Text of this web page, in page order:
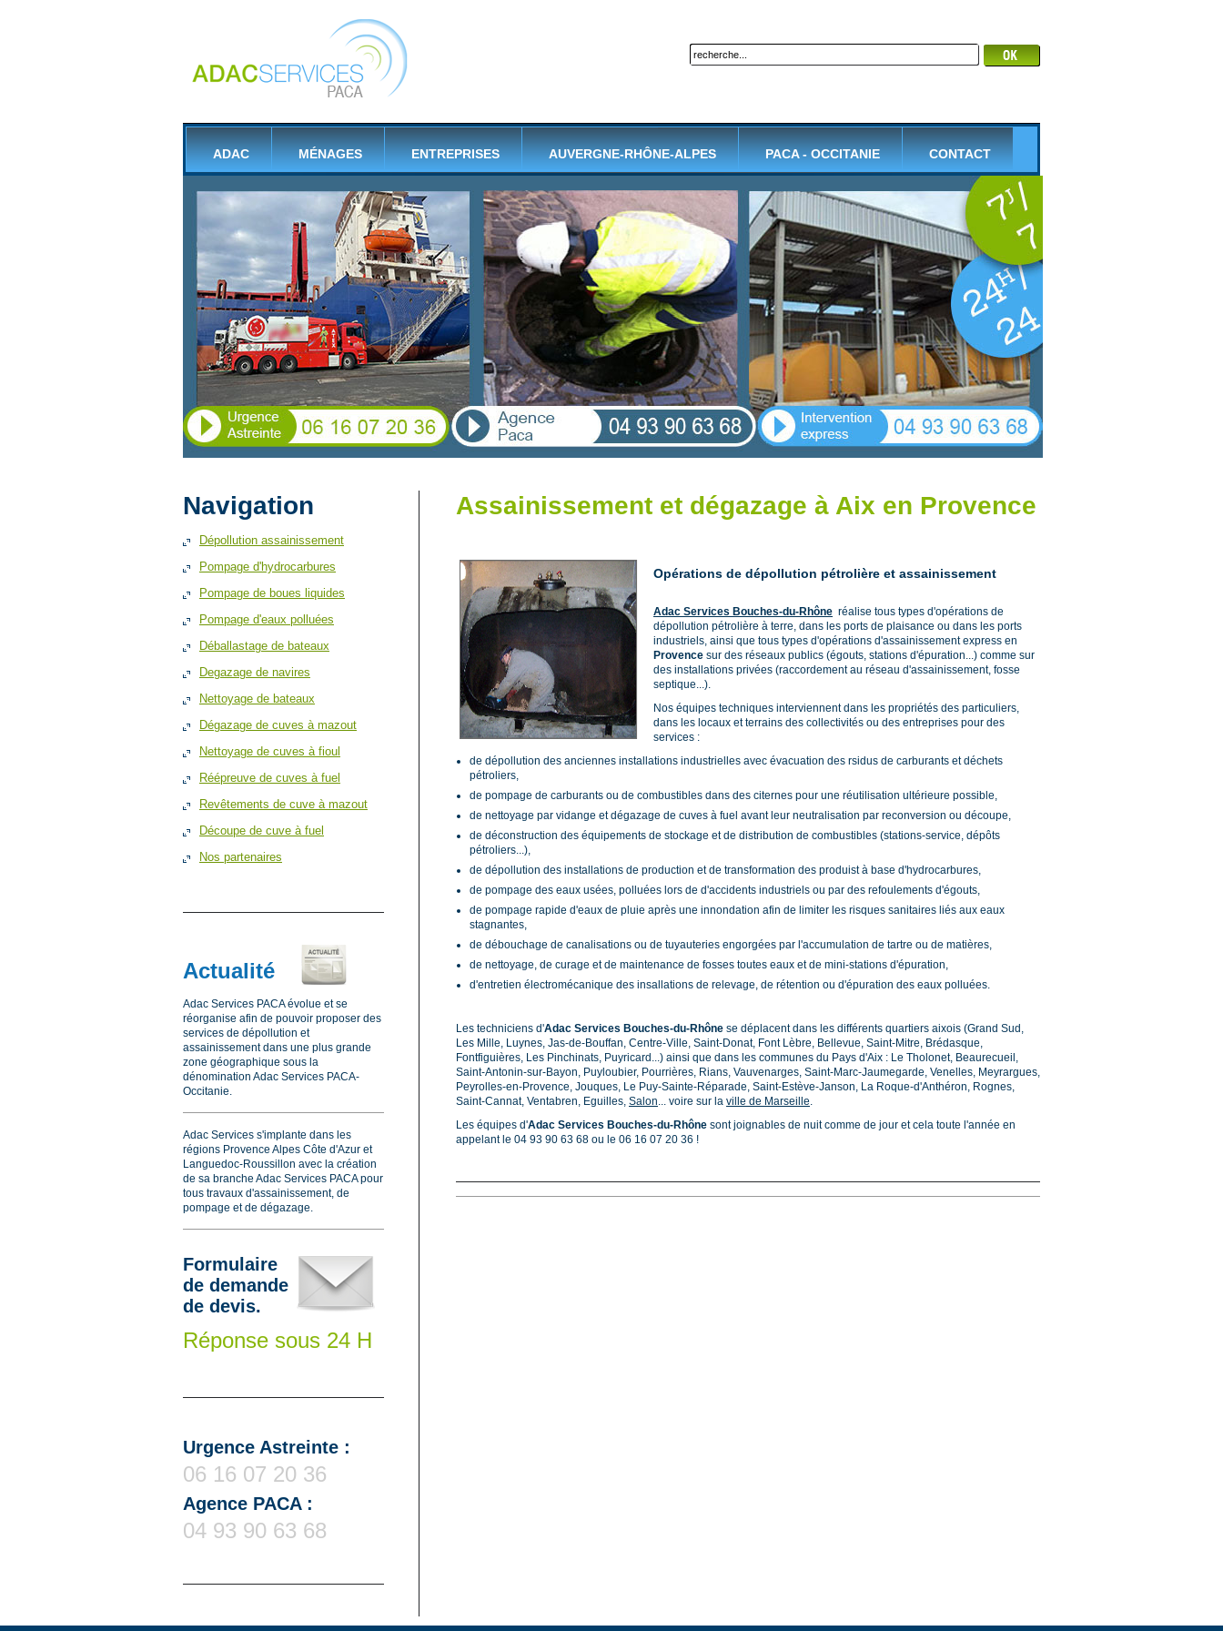
ADAC MÉNAGES ENTREPRISES AUVERGNE-RHÔNE-ALPES PACA - OCCITANIE CONTACT
Navigation
Dépollution assainissement
Pompage d'hydrocarbures
Pompage de boues liquides
Pompage d'eaux polluées
Déballastage de bateaux
Degazage de navires
Nettoyage de bateaux
Dégazage de cuves à mazout
Nettoyage de cuves à fioul
Réépreuve de cuves à fuel
Revêtements de cuve à mazout
Découpe de cuve à fuel
Nos partenaires
Actualité
Adac Services PACA évolue et se
réorganise afin de pouvoir proposer des
services de dépollution et
assainissement dans une plus grande
zone géographique sous la
dénomination Adac Services PACA-
Occitanie.
Adac Services s'implante dans les
régions Provence Alpes Côte d'Azur et
Languedoc-Roussillon avec la création
de sa branche Adac Services PACA pour
tous travaux d'assainissement, de
pompage et de dégazage.
Formulaire
de demande
de devis.
Réponse sous 24 H
Urgence Astreinte :
06 16 07 20 36
Agence PACA :
04 93 90 63 68
Assainissement et dégazage à Aix en Provence
Opérations de dépollution pétrolière et assainissement
Adac Services Bouches-du-Rhône réalise tous types d'opérations de
dépollution pétrolière à terre, dans les ports de plaisance ou dans les ports
industriels, ainsi que tous types d'opérations d'assainissement express en
Provence sur des réseaux publics (égouts, stations d'épuration...) comme sur
des installations privées (raccordement au réseau d'assainissement, fosse
septique...).
Nos équipes techniques interviennent dans les propriétés des particuliers,
dans les locaux et terrains des collectivités ou des entreprises pour des
services :
de dépollution des anciennes installations industrielles avec évacuation des rsidus de carburants et déchets
pétroliers,
de pompage de carburants ou de combustibles dans des citernes pour une réutilisation ultérieure possible,
de nettoyage par vidange et dégazage de cuves à fuel avant leur neutralisation par reconversion ou découpe,
de déconstruction des équipements de stockage et de distribution de combustibles (stations-service, dépôts
pétroliers...),
de dépollution des installations de production et de transformation des produist à base d'hydrocarbures,
de pompage des eaux usées, polluées lors de d'accidents industriels ou par des refoulements d'égouts,
de pompage rapide d'eaux de pluie après une innondation afin de limiter les risques sanitaires liés aux eaux
stagnantes,
de débouchage de canalisations ou de tuyauteries engorgées par l'accumulation de tartre ou de matières,
de nettoyage, de curage et de maintenance de fosses toutes eaux et de mini-stations d'épuration,
d'entretien électromécanique des insallations de relevage, de rétention ou d'épuration des eaux polluées.
Les techniciens d'Adac Services Bouches-du-Rhône se déplacent dans les différents quartiers aixois (Grand Sud,
Les Mille, Luynes, Jas-de-Bouffan, Centre-Ville, Saint-Donat, Font Lèbre, Bellevue, Saint-Mitre, Brédasque,
Fontfiguières, Les Pinchinats, Puyricard...) ainsi que dans les communes du Pays d'Aix : Le Tholonet, Beaurecueil,
Saint-Antonin-sur-Bayon, Puyloubier, Pourrières, Rians, Vauvenarges, Saint-Marc-Jaumegarde, Venelles, Meyrargues,
Peyrolles-en-Provence, Jouques, Le Puy-Sainte-Réparade, Saint-Estève-Janson, La Roque-d'Anthéron, Rognes,
Saint-Cannat, Ventabren, Eguilles, Salon... voire sur la ville de Marseille.
Les équipes d'Adac Services Bouches-du-Rhône sont joignables de nuit comme de jour et cela toute l'année en
appelant le 04 93 90 63 68 ou le 06 16 07 20 36 !